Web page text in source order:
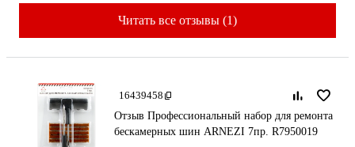
Читать все отзывы (1)
16439458
Отзыв Профессиональный набор для ремонта
бескамерных шин ARNEZI 7пр. R7950019